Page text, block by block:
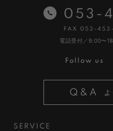
SERVICE
053-
FAX 053-
電話受付／9:00〜
Follow us
Q&A